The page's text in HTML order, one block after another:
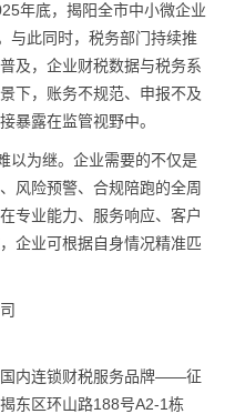
年底，揭阳全市中小微企业
与此同时，税务部门持续推
及，企业财税数据与税务系
下，账务不规范、申报不及
暴露在监管视野中。
以为继。企业需要的不仅是
风险预警、合规陪跑的全周
专业能力、服务响应、客户
企业可根据自身情况精准匹
内连锁财税服务品牌——征
东区环山路188号A2-1栋